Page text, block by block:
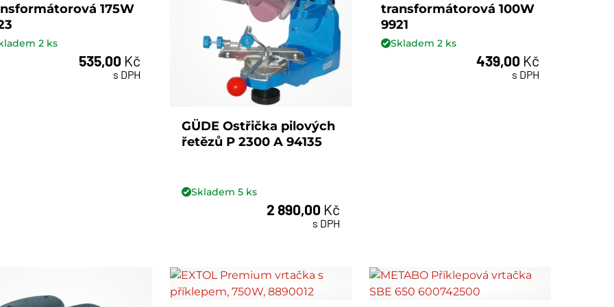
175W
2 ks
535,00 Kč
s DPH
GÜDE Ostřička pilových
řetězů P 2300 A 94135
Skladem5 ks
2 890,00 Kč
s DPH
transformátorová 100W
9921
Skladem2 ks
439,00 Kč
s DPH